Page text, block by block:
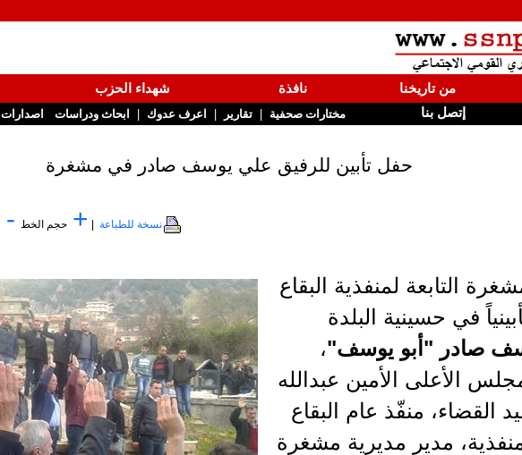
من تاريخنا نافذة شهداء الحزب
إتصل بنا مختارات صحفية | تقارير | اعرف عدوك | ابحاث ودراسات اصدارات
حفل تأبين للرفيق علي يوسف صادر في مشغرة
نسخة للطباعة + حجم الخط -
التابعة لمنفذية البقاع
في حسينية البلدة
صادر "أبو يوسف"،
الأعلى الأمين عبدالله
القضاء، منفّذ عام البقاع
مدير مديرية مشغرة